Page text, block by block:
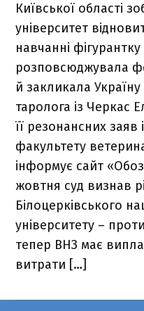
Київської області
університет
навчанні
розповсюджувала
й закликала
таролога із Черкас
її резонансних заяв
факультету
інформує сайт
жовтня суд визнав
Білоцерківського
університету –
тепер ВНЗ має
витрати […]